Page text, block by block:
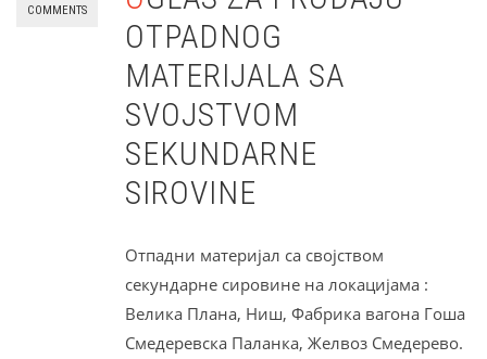
COMMENTS
OTPADNOG
MATERIJALA SA
SVOJSTVOM
SEKUNDARNE
SIROVINE
Отпадни материјал са својством
секундарне сировине на локацијама :
Велика Плана, Ниш, Фабрика вагона Гоша
Смедеревска Паланка, Желвоз Смедерево.